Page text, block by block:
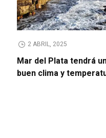
2 ABRIL, 2025
Mar del Plata tendrá
buen clima y